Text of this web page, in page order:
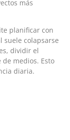
más
planificar con
suele colapsarse
dividir el
medios. Esto
diaria.